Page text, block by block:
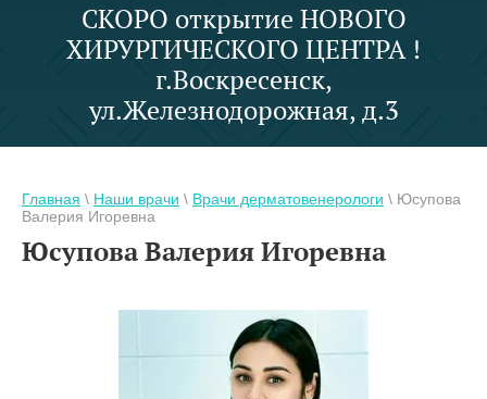
СКОРО открытие НОВОГО
ХИРУРГИЧЕСКОГО ЦЕНТРА !
г.Воскресенск,
ул.Железнодорожная, д.3
Главная \ Наши врачи \ Врачи дерматовенерологи \ Юсупова
Валерия Игоревна
Юсупова Валерия Игоревна